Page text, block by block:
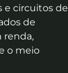
e circuitos de
de
renda,
o meio